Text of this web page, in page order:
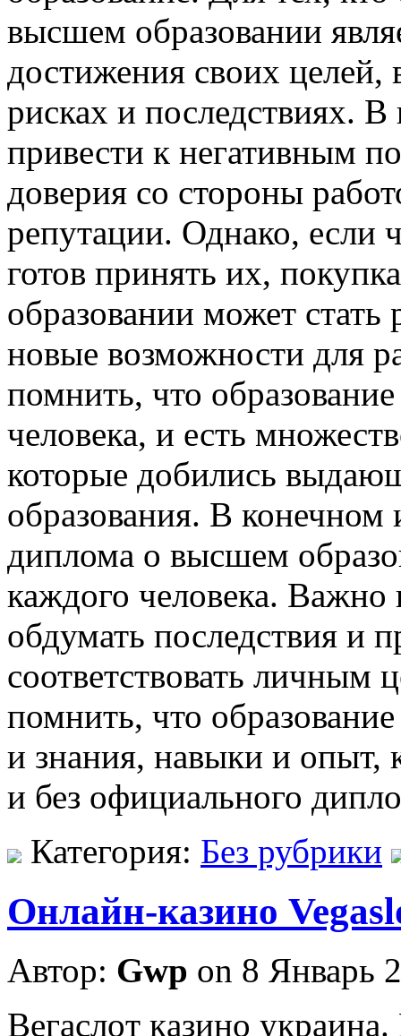
высшем образовании
достижения своих
рисках и последствиях.
привести к негативным
доверия со стороны
репутации. Однако, если
готов принять их,
образовании может
новые возможности для
помнить, что
человека, и есть
которые добились
образования. В конечном
диплома о высшем
каждого человека. Важно
обдумать последствия и
соответствовать личным
помнить, что
и знания, навыки и опыт,
и без официального
Категория: Без рубрики
Онлайн-казино
Автор: Gwp on 8 Январь
Вeгaслoт кaзинo